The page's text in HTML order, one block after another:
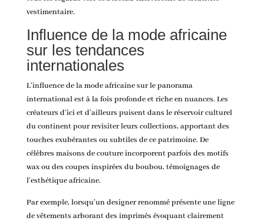
vestimentaire.
Influence de la mode africaine
sur les tendances
internationales
L’influence de la mode africaine sur le panorama
international est à la fois profonde et riche en nuances. Les
créateurs d’ici et d’ailleurs puisent dans le réservoir culturel
du continent pour revisiter leurs collections, apportant des
touches exubérantes ou subtiles de ce patrimoine. De
célèbres maisons de couture incorporent parfois des motifs
wax ou des coupes inspirées du boubou, témoignages de
l’esthétique africaine.
Par exemple, lorsqu’un designer renommé présente une ligne
de vêtements arborant des imprimés évoquant clairement